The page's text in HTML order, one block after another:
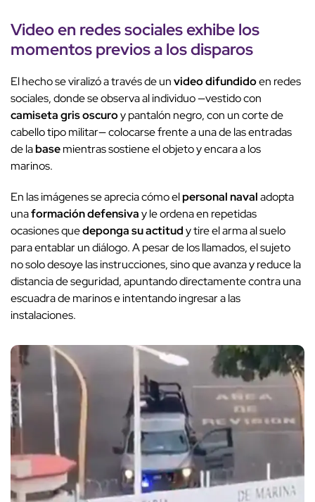
Video en redes sociales exhibe los
momentos previos a los disparos
El hecho se viralizó a través de unvideo difundidoen redes
sociales, donde se observa al individuo —vestido con
camiseta gris oscuroy pantalón negro, con un corte de
cabello tipo militar— colocarse frente a una de las entradas
de labasemientras sostiene el objeto y encara a los
marinos.
En las imágenes se aprecia cómo elpersonal navaladopta
unaformación defensivay le ordena en repetidas
ocasiones quedeponga su actitudy tire el arma al suelo
para entablar un diálogo. A pesar de los llamados, el sujeto
no solo desoye las instrucciones, sino que avanza y reduce la
distancia de seguridad, apuntando directamente contra una
escuadra de marinos e intentando ingresar a las
instalaciones.